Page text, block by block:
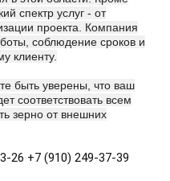
спектр услуг - от
проекта. Компания
соблюдение сроков и
клиенту.
быть уверены, что ваш
соответствовать всем
зерно от внешних
26 +7 (910) 249-37-39